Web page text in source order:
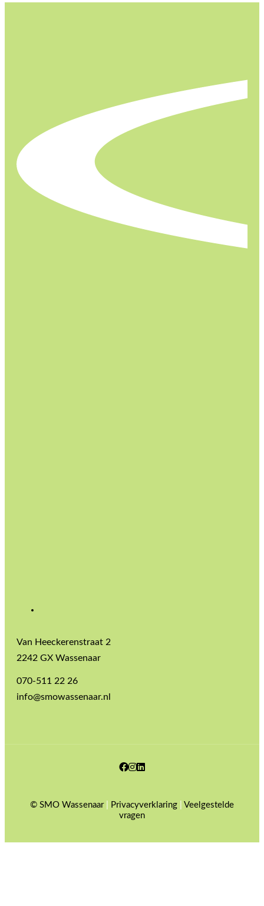
Van Heeckerenstraat 2
2242 GX Wassenaar
070-511 22 26
info@smowassenaar.nl
Facebook
Instagram
© SMO Wassenaar| Privacyverklaring
Veelgestelde
vragen